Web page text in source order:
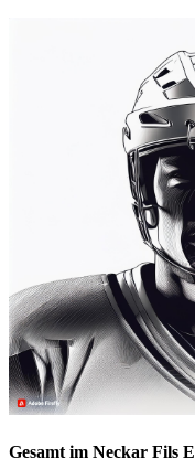
Gesamt im Neckar Fils